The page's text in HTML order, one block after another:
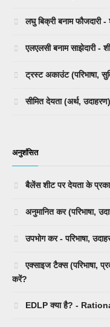
लघु बिक्री बनाम फौजदारी
एलएलसी बनाम साझेदारी -
ट्रस्ट अकाउंट (परिभाषा,
सीमित देयता (अर्थ,
अनुशंसित
बैलेंस शीट पर देयता के
अनुमानित कर (परिभाषा,
उपभोग कर - परिभाषा,
एक्साइज टैक्स (परिभाषा,
करें?
EDLP क्या है? -